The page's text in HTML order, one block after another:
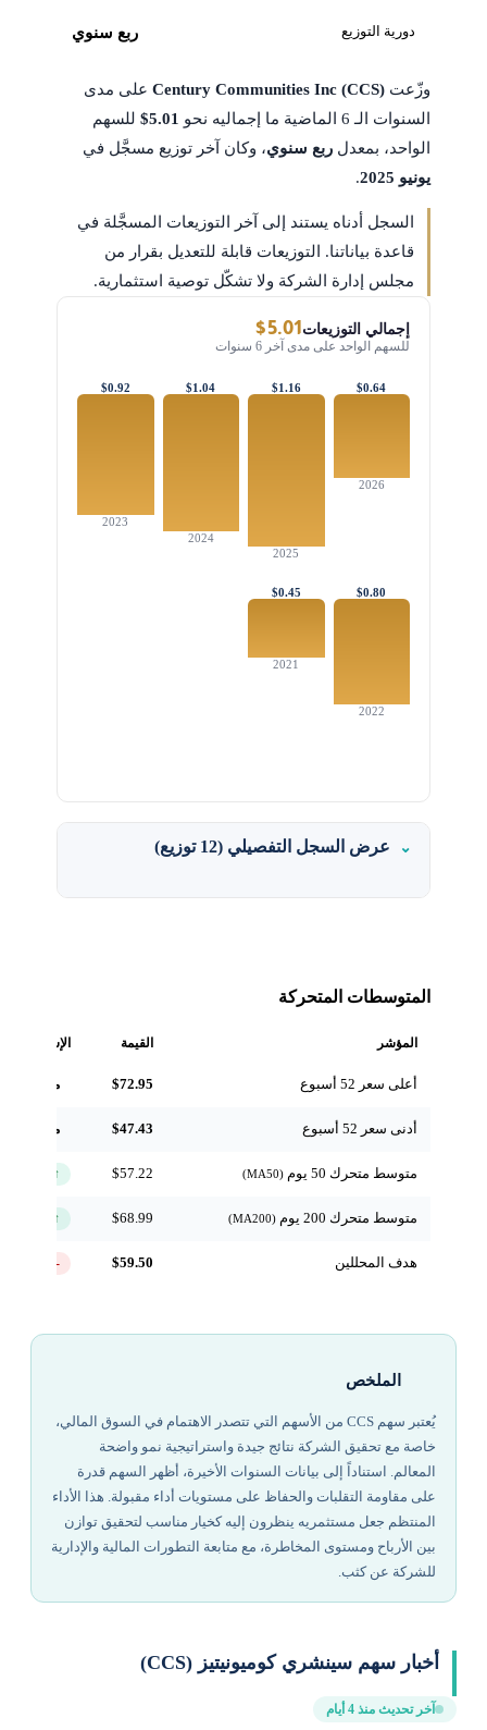
دورية التوزيع ربع سنوي
وزّعت Century Communities Inc (CCS)على مدى
السنوات الـ 6 الماضية ما إجماليه نحو
$5.01للسهم
الواحد، بمعدل ربع سنوي، وكان آخر توزيع مسجَّل في
يونيو 2025
.
السجل أدناه يستند إلى آخر التوزيعات المسجَّلة في
قاعدة بياناتنا. التوزيعات قابلة للتعديل بقرار من
مجلس إدارة الشركة ولا تشكّل توصية استثمارية.
إجمالي التوزيعات$5.01
للسهم الواحد على مدى آخر 6 سنوات
$0.64
2026
$1.16
2025
$1.04
2024
$0.92
2023
$0.80
2022
$0.45
2021
عرض السجل التفصيلي (12 توزيع)
المتوسطات المتحركة
المؤشر القيمة الإشارة
أعلى سعر 52 أسبوع $72.95 مرجعي
أدنى سعر 52 أسبوع $47.43 مرجعي
متوسط متحرك 50 يوم $57.22 ↑ فوق
متوسط متحرك 200 يوم $68.99 ↑ فوق
هدف المحللين $59.50
الملخص
يُعتبر سهم CCS من الأسهم التي تتصدر الاهتمام في السوق المالي،
خاصة مع تحقيق الشركة نتائج جيدة واستراتيجية نمو واضحة
المعالم. استناداً إلى بيانات السنوات الأخيرة، أظهر السهم قدرة
على مقاومة التقلبات والحفاظ على مستويات أداء مقبولة. هذا الأداء
المنتظم جعل مستثمريه ينظرون إليه كخيار مناسب لتحقيق توازن
بين الأرباح ومستوى المخاطرة، مع متابعة التطورات المالية والإدارية
للشركة عن كثب.
أخبار سهم سينشري كوميونيتيز (CCS)
آخر تحديث منذ 4 أيام